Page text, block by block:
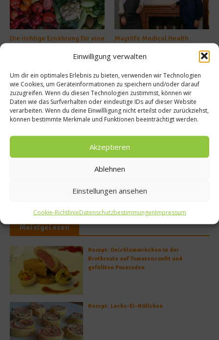
Einwilligung verwalten
Um dir ein optimales Erlebnis zu bieten, verwenden wir Technologien
wie Cookies, um Geräteinformationen zu speichern und/oder darauf
zuzugreifen. Wenn du diesen Technologien zustimmst, können wir
Daten wie das Surfverhalten oder eindeutige IDs auf dieser Website
verarbeiten. Wenn du deine Einwillligung nicht erteilst oder zurückziehst,
können bestimmte Merkmale und Funktionen beeinträchtigt werden.
Akzeptieren
Ablehnen
Einstellungen ansehen
Cookie-RichtlinieDatenschutzbestimmungenImpressum
Die richtige Ernährung für eine
Mayrlife Medical Health
Kochschule
Buchtipp
Meistgelesen
Rezept: Deichlammrücken in der
Brotkruste auf Tomatenconfit und
gefüllten Poveraden
Rezept: Lachs-Ei-Röllchen